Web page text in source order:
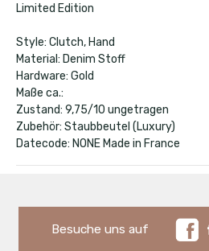
Limited Edition
Style: Clutch, Hand
Material: Denim Stoff
Hardware: Gold
Maße ca.:
Zustand: 9,75/10 ungetragen
Zubehör: Staubbeutel (Luxury)
Datecode: NONE Made in France
Besuche uns auf